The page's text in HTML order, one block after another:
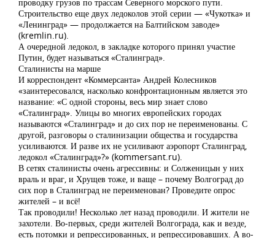
Строительство еще двух ледоколов этой серии — «Чукотка» и
«Ленинград» — продолжается на Балтийском заводе»
(kremlin.ru).
А очередной ледокол, в закладке которого принял участие
Путин, будет называться «Сталинград».
Сталинисты на марше
И корреспондент «Коммерсанта» Андрей Колесников
«заинтересовался, насколько конфронтационным является это
название: «С одной стороны, весь мир знает слово
«Сталинград». Улицы во многих европейских городах
называются «Сталинград» и до сих пор не переименованы. С
другой, разговоры о сталинизации общества и государства
усиливаются. И разве их не усиливают аэропорт Сталинград,
ледокол «Сталинград»?» (kommersant.ru).
В сетях сталинисты очень агрессивны: и Солженицын у них
враль и враг, и Хрущев тоже, и ваще – почему Волгоград до
сих пор в Сталинград не переименован? Проведите опрос
жителей – и всё!
Так проводили! Несколько лет назад проводили. И жители не
захотели. Во-первых, среди жителей Волгограда, как и везде,
есть потомки и репрессированных, и репрессировавших. А во-